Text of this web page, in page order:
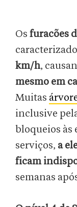
Os furacões
km/h,
mesmo em
Muitas
inclusive
bloqueios às
serviços, a
ficam
semanas